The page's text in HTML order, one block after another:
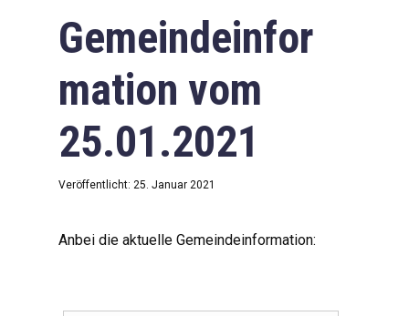
Gemeindeinfor
mation vom
25.01.2021
Veröffentlicht: 25. Januar 2021
Anbei die aktuelle Gemeindeinformation: